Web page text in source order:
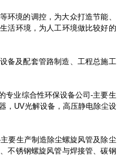
境的调控，为大众打造节能、
活环境，为人工环境做比较好的
及配套管路制造、工程总施工
业综合性环保设备公司-主要生
，UV光解设备，高压静电除尘设
生产制造除尘螺旋风管及除尘
不锈钢螺旋风管与焊接管、碳钢